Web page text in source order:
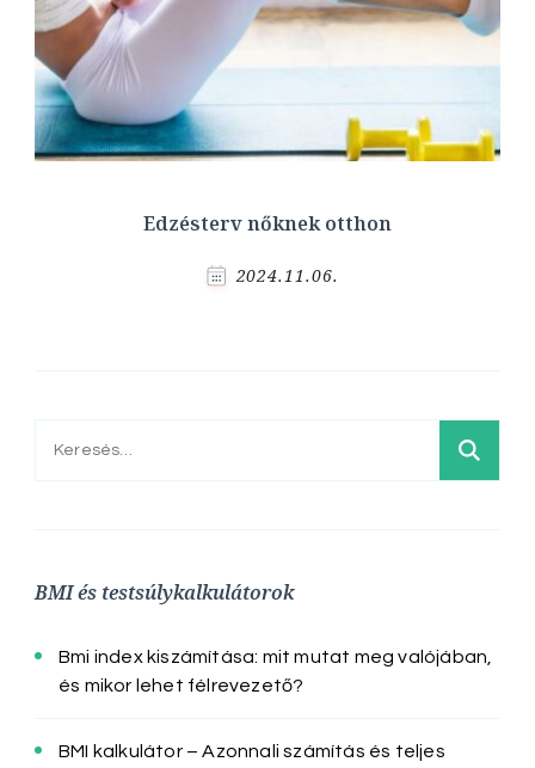
Edzésterv nőknek otthon
2024.11.06.
Keresés:
BMI és testsúlykalkulátorok
Bmi index kiszámítása: mit mutat meg valójában,
és mikor lehet félrevezető?
BMI kalkulátor – Azonnali számítás és teljes